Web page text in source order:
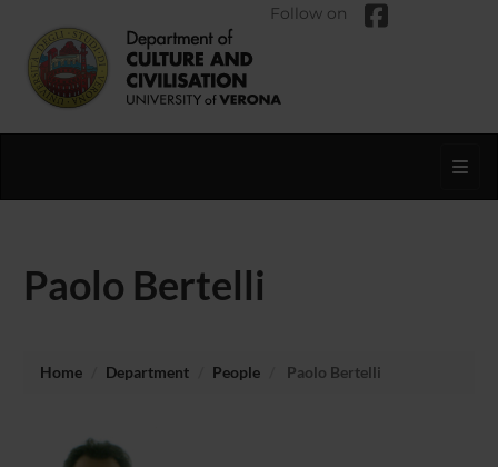
Follow on
Paolo Bertelli
Home Department People Paolo Bertelli